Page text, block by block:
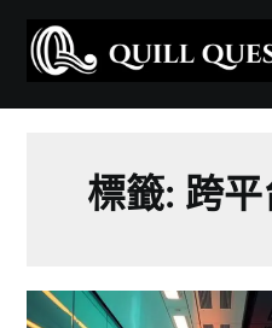
content
標籤: 跨